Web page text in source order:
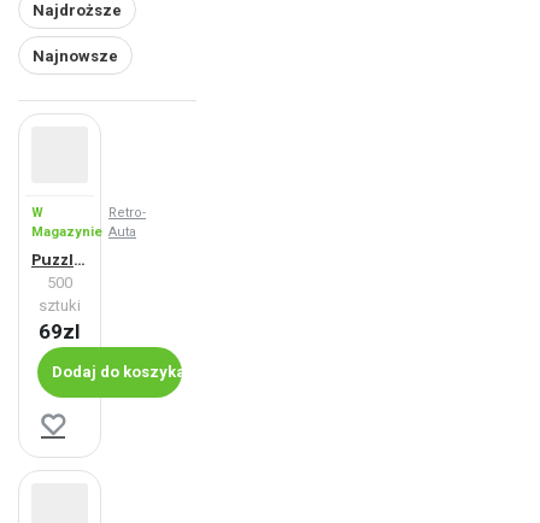
Najdroższe
Najnowsze
W
Magazynie
Retro-
Auta
Puzzle Fiat 600 D (1964)
500
sztuki
69zl
Dodaj do koszyka